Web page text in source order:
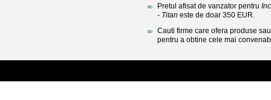
Pretul afisat de vanzator pentru
- Titan este de doar 350 EUR.
Cauti firme care ofera produse
pentru a obtine cele mai